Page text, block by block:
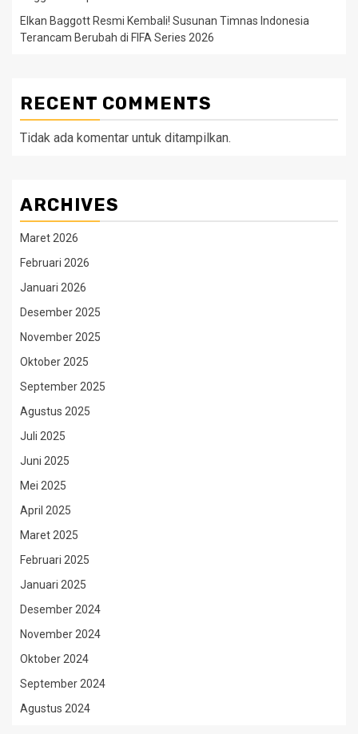
Elkan Baggott Resmi Kembali! Susunan Timnas Indonesia
Terancam Berubah di FIFA Series 2026
RECENT COMMENTS
Tidak ada komentar untuk ditampilkan.
ARCHIVES
Maret 2026
Februari 2026
Januari 2026
Desember 2025
November 2025
Oktober 2025
September 2025
Agustus 2025
Juli 2025
Juni 2025
Mei 2025
April 2025
Maret 2025
Februari 2025
Januari 2025
Desember 2024
November 2024
Oktober 2024
September 2024
Agustus 2024